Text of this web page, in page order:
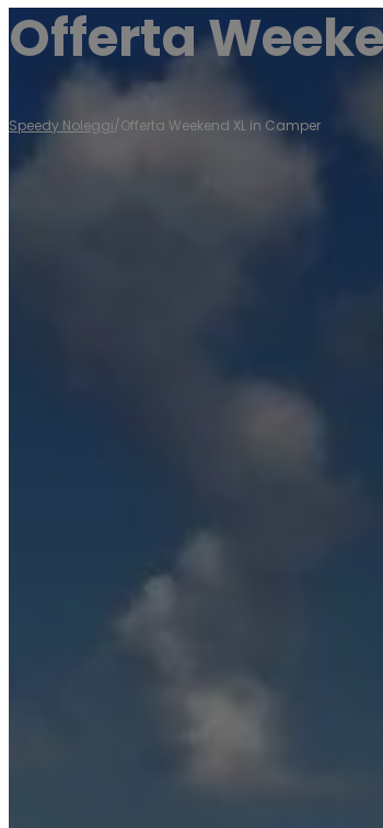
Offerta
Speedy Noleggi/Offerta Weekend XL in Camper